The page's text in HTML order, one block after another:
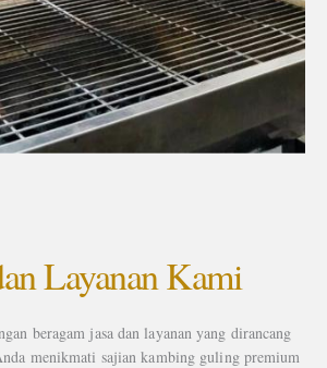
Layanan Kami
beragam jasa dan layanan yang dirancang
menikmati sajian kambing guling premium